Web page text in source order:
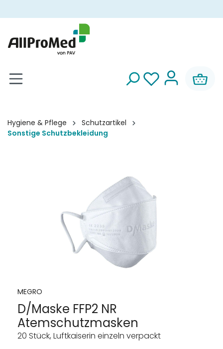
Hygiene & Pflege
Schutzartikel
Sonstige Schutzbekleidung
MEGRO
D/Maske FFP2 NR
Atemschutzmasken
20 Stück, Luftkaiserin einzeln verpackt